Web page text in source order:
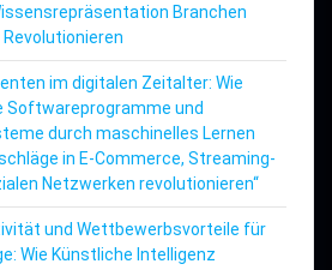
Branchen
Revolutionieren
im digitalen Zeitalter: Wie
Softwareprogramme und
durch maschinelles Lernen
in E-Commerce, Streaming-
Netzwerken revolutionieren“
und Wettbewerbsvorteile für
Wie Künstliche Intelligenz